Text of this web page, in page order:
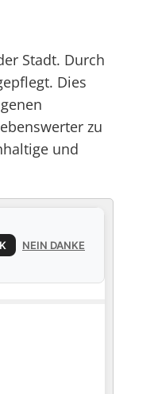
Stadt. Durch
Dies
zu
und
NEIN DANKE